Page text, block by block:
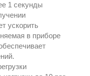
1 секунды
ускорить
в приборе